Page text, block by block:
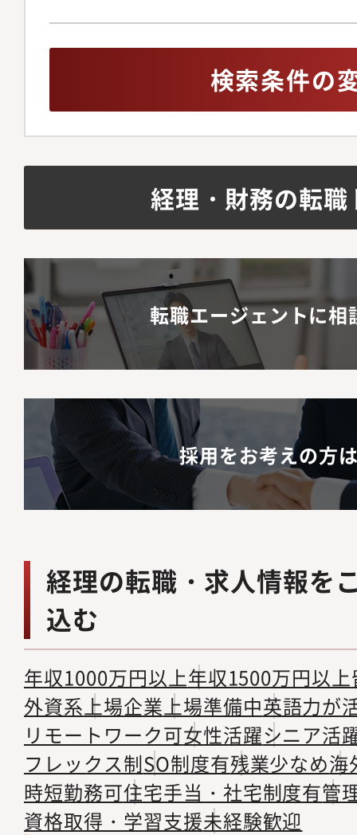
検索条件の
経理・財務の転
転職エージェントに相
採用をお考えの方
経理の転職・求人情報を
込む
年収1000万円以上年収1500万円以上
外資系上場企業上場準備中英語力が
リモートワーク可女性活躍シニア活
フレックス制SO制度有残業少なめ海
時短勤務可住宅手当・社宅制度有管
資格取得・学習支援未経験歓迎